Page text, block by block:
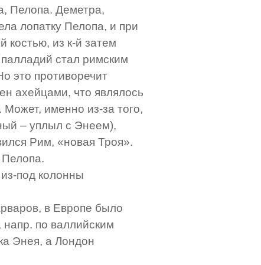
Пелопа. Деметра,
лопатку Пелопа, и при
костью, из к-й затем
стал римским
это противоречит
ахейцами, что являлось
Может, именно из-за того,
– уплыл с Энеем),
Рим, «новая Троя».
под колонны
в Европе было
по валлийским
Энея, а Лондон